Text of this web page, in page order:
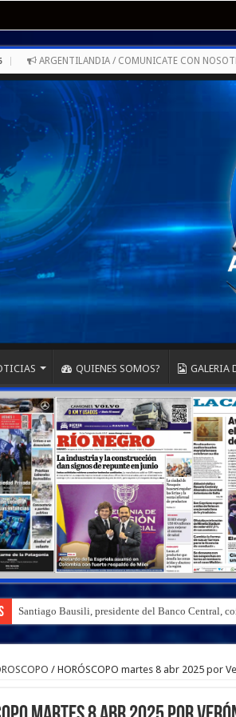
ARGENTILANDIA / COMUNICATE CON
QUIENES SOMOS? GALERIA
Santiago Bausili, presidente del Banco Central,
/ HORÓSCOPO martes 8 abr 2025 por